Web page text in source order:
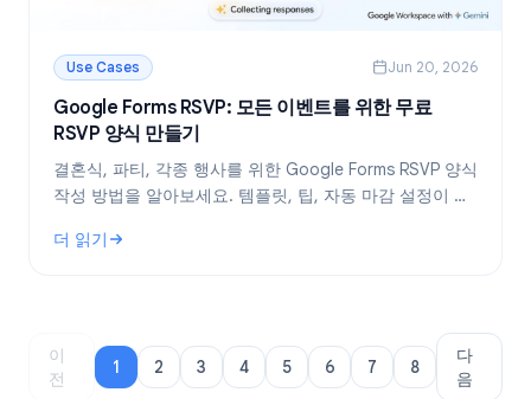
Use Cases Jun 20, 2026
Google Forms RSVP: 모든 이벤트를 위한 무료
RSVP 양식 만들기
결혼식, 파티, 각종 행사를 위한 Google Forms RSVP 양식
작성 방법을 알아보세요. 템플릿, 팁, 자동 마감 설정이 포
더 읽기
: Google Forms RSVP: 모든 이벤트를 위한 무료 RSVP 양식 만
이
전
1 2 3 4 5 6 7 8
다
음